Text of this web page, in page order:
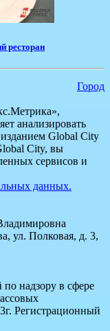
ресторан
Город
анализировать
изданием Global City
City, вы
сервисов и
данных.
ул. Полковая, д. 3,
надзору в сфере
Регистрационный